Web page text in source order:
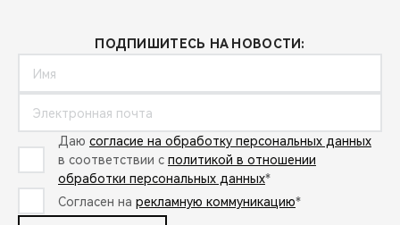
ПОДПИШИТЕСЬ НА НОВОСТИ:
Даю согласие на обработку персональных данных
в соответствии с политикой в отношении
обработки персональных данных*
Согласен на рекламную коммуникацию*